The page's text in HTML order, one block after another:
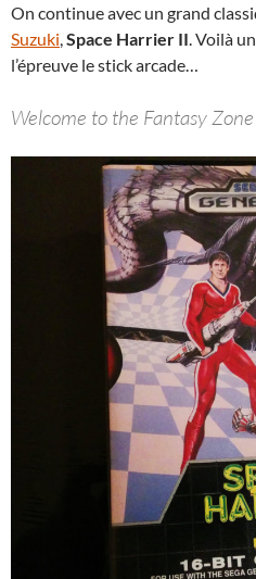
On continue avec un grand
Suzuki Space Harrier II . Voilà
l’épreuve le stick arcade…
Welcome to the Fantasy